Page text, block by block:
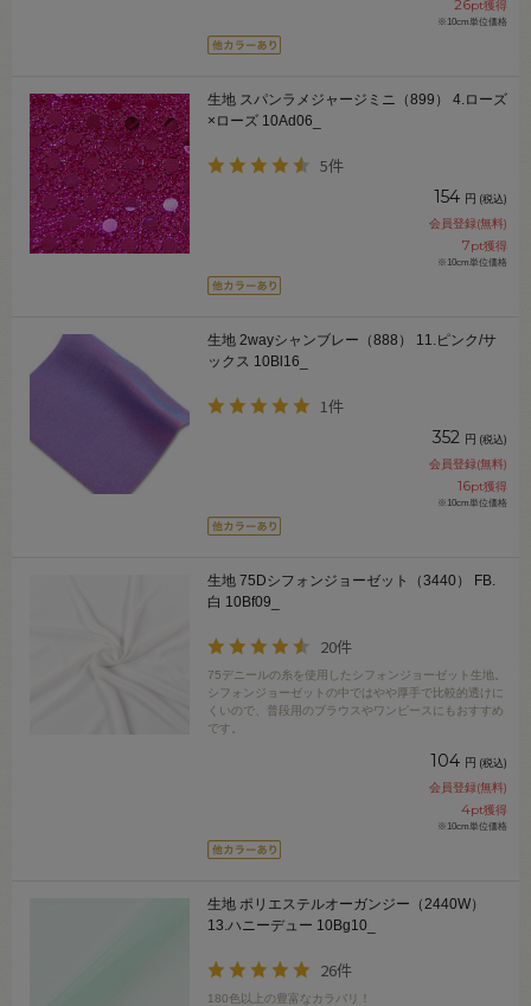
26pt獲得
※10cm単位価格
生地 スパンラメジャージミニ（899） 4.ローズ
×ローズ 10Ad06_
5件
154 円 (税込)
会員登録(無料)
7pt獲得
※10cm単位価格
生地 2wayシャンブレー（888） 11.ピンク/サ
ックス 10Bl16_
1件
352 円 (税込)
会員登録(無料)
16pt獲得
※10cm単位価格
生地 75Dシフォンジョーゼット（3440） FB.
白 10Bf09_
20件
75デニールの糸を使用したシフォンジョーゼット生地。
シフォンジョーゼットの中ではやや厚手で比較的透けに
くいので、普段用のブラウスやワンピースにもおすすめ
です。
104 円 (税込)
会員登録(無料)
4pt獲得
※10cm単位価格
生地 ポリエステルオーガンジー（2440W）
13.ハニーデュー 10Bg10_
26件
180色以上の豊富なカラバリ！